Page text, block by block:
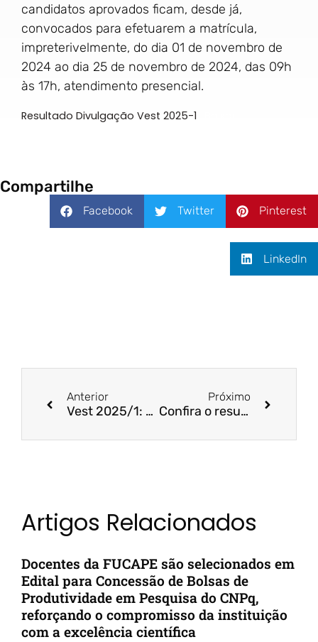
candidatos aprovados ficam, desde já,
convocados para efetuarem a matrícula,
impreterivelmente, do dia 01 de novembro de
2024 ao dia 25 de novembro de 2024, das 09h
às 17h, atendimento presencial.
Resultado Divulgação Vest 2025-1
Compartilhe
Facebook Twitter Pinterest
LinkedIn
Anterior
Vest 2025/1: Acesse o gabarito oficial da prova objetiva
Próximo
Confira o resultado do Vest – Transferência 2025/1
Artigos Relacionados
Docentes da FUCAPE são selecionados em
Edital para Concessão de Bolsas de
Produtividade em Pesquisa do CNPq,
reforçando o compromisso da instituição
com a excelência científica